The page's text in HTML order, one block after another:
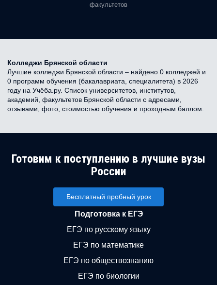
факультетов
Колледжи Брянской области
Лучшие колледжи Брянской области – найдено 0 колледжей и
0 программ обучения (бакалавриата, специалитета) в 2026
году на Учёба.ру. Список университетов, институтов,
академий, факультетов Брянской области с адресами,
отзывами, фото, стоимостью обучения и проходным баллом.
Готовим к поступлению в лучшие вузы
России
Бесплатный пробный урок
Подготовка к ЕГЭ
ЕГЭ по русскому языку
ЕГЭ по математике
ЕГЭ по обществознанию
ЕГЭ по биологии